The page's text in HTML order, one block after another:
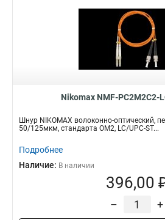
Nikomax NMF-PC2M2C2-
Шнур NIKOMAX волоконно-оптический,
50/125мкм, стандарта ОМ2, LC/UPC-ST...
Подробнее
Наличие: В наличии
396,00
– +